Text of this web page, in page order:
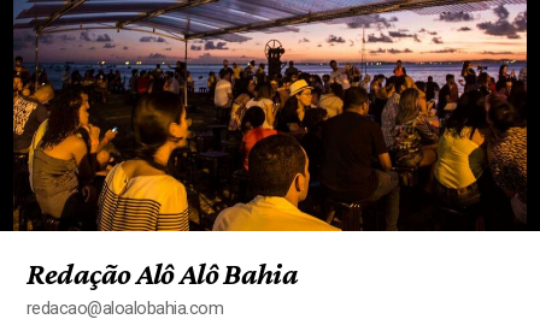
Redação Alô Alô Bahia
redacao@aloalobahia.com